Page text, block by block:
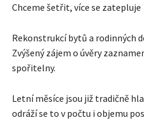
Chceme šetřit, více se zatepluje
Rekonstrukcí bytů a rodinných
Zvýšený zájem o úvěry
spořitelny.
Letní měsíce jsou již tradičně
odráží se to v počtu i objemu